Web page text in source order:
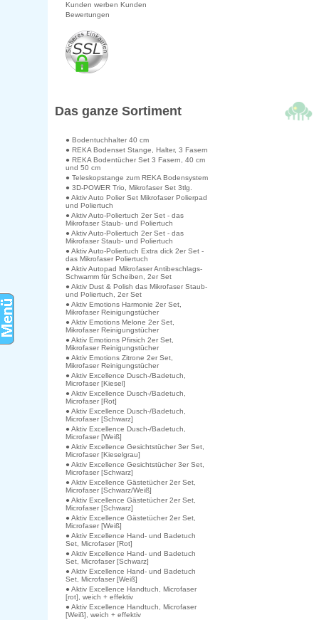
Kunden werben Kunden
Bewertungen
Das ganze Sortiment
● Bodentuchhalter 40 cm
● REKA Bodenset Stange, Halter, 3 Fasern
● REKA Bodentücher Set 3 Fasern, 40 cm
und 50 cm
● Teleskopstange zum REKA Bodensystem
● 3D-POWER Trio, Mikrofaser Set 3tlg.
● Aktiv Auto Polier Set Mikrofaser Polierpad
und Poliertuch
● Aktiv Auto-Poliertuch 2er Set - das
Mikrofaser Staub- und Poliertuch
● Aktiv Auto-Poliertuch 2er Set - das
Mikrofaser Staub- und Poliertuch
● Aktiv Auto-Poliertuch Extra dick 2er Set -
das Mikrofaser Poliertuch
● Aktiv Autopad Mikrofaser Antibeschlags-
Schwamm für Scheiben, 2er Set
● Aktiv Dust & Polish das Mikrofaser Staub-
und Poliertuch, 2er Set
● Aktiv Emotions Harmonie 2er Set,
Mikrofaser Reinigungstücher
● Aktiv Emotions Melone 2er Set,
Mikrofaser Reinigungstücher
● Aktiv Emotions Pfirsich 2er Set,
Mikrofaser Reinigungstücher
● Aktiv Emotions Zitrone 2er Set,
Mikrofaser Reinigungstücher
● Aktiv Excellence Dusch-/Badetuch,
Microfaser [Kiesel]
● Aktiv Excellence Dusch-/Badetuch,
Microfaser [Rot]
● Aktiv Excellence Dusch-/Badetuch,
Microfaser [Schwarz]
● Aktiv Excellence Dusch-/Badetuch,
Microfaser [Weiß]
● Aktiv Excellence Gesichtstücher 3er Set,
Microfaser [Kieselgrau]
● Aktiv Excellence Gesichtstücher 3er Set,
Microfaser [Schwarz]
● Aktiv Excellence Gästetücher 2er Set,
Microfaser [Schwarz/Weiß]
● Aktiv Excellence Gästetücher 2er Set,
Microfaser [Schwarz]
● Aktiv Excellence Gästetücher 2er Set,
Microfaser [Weiß]
● Aktiv Excellence Hand- und Badetuch
Set, Microfaser [Rot]
● Aktiv Excellence Hand- und Badetuch
Set, Microfaser [Schwarz]
● Aktiv Excellence Hand- und Badetuch
Set, Microfaser [Weiß]
● Aktiv Excellence Handtuch, Microfaser
[rot], weich + effektiv
● Aktiv Excellence Handtuch, Microfaser
[Weiß], weich + effektiv